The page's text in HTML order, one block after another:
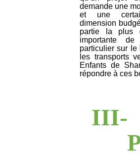
demande une
et une
dimension
partie la plus
importante
particulier sur le
les transports
Enfants de
répondre à ces
III-